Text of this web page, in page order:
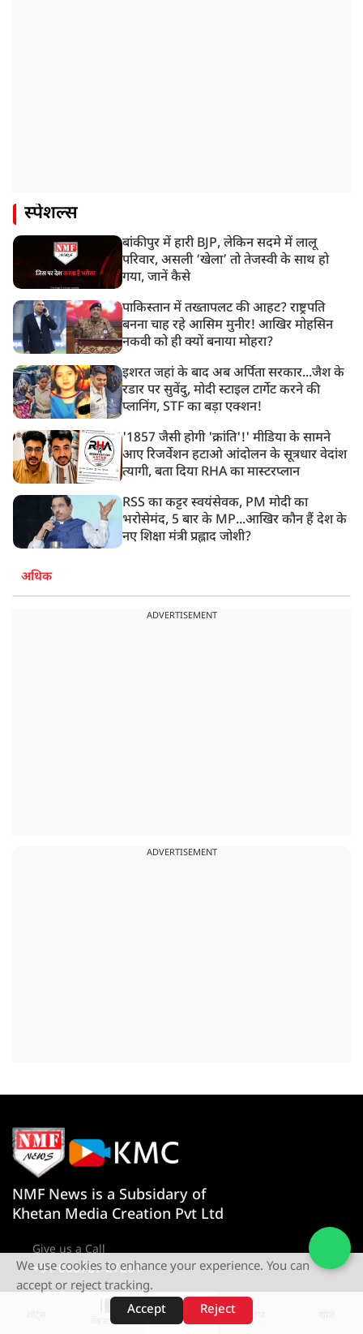
स्पेशल्स
बांकीपुर में हारी BJP, लेकिन सदमे में लालू
परिवार, असली ‘खेला’ तो तेजस्वी के साथ हो
गया, जानें कैसे
पाकिस्तान में तख्तापलट की आहट? राष्ट्रपति
बनना चाह रहे आसिम मुनीर! आखिर मोहसिन
नकवी को ही क्यों बनाया मोहरा?
इशरत जहां के बाद अब अर्पिता सरकार...जैश के
रडार पर सुवेंदु, मोदी स्टाइल टार्गेट करने की
प्लानिंग, STF का बड़ा एक्शन!
'1857 जैसी होगी 'क्रांति'!' मीडिया के सामने
आए रिजर्वेशन हटाओ आंदोलन के सूत्रधार वेदांश
त्यागी, बता दिया RHA का मास्टरप्लान
RSS का कट्टर स्वयंसेवक, PM मोदी का
भरोसेमंद, 5 बार के MP...आखिर कौन हैं देश के
नए शिक्षा मंत्री प्रह्लाद जोशी?
अधिक
ADVERTISEMENT
ADVERTISEMENT
वेब स्टोरीज़
NMF News is a Subsidary of
Khetan Media Creation Pvt Ltd
Give us a Call
+91-080767 27261
Visit Our Office
D-4 1st Floor, Sector 10, Noida,
We use cookies to enhance your experience. You can
accept or reject tracking.
Accept
Reject